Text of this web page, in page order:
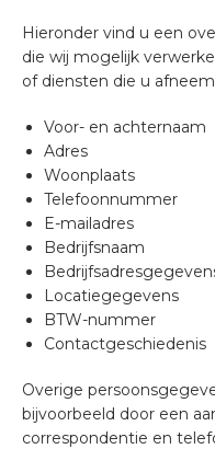
Hieronder vind u een
die wij mogelijk
of diensten die u
Voor- en achternaam
Adres
Woonplaats
Telefoonnummer
E-mailadres
Bedrijfsnaam
Locatiegegevens
BTW-nummer
Contactgeschiedenis
Overige
bijvoorbeeld door een
correspondentie en